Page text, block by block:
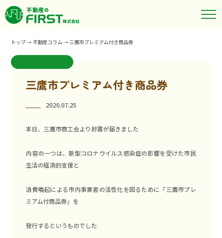
トップ→ 不動産コラム→三鷹市プレミアム付き商品券
三鷹市プレミアム付き商品券
2020.07.25
本日、三鷹市商工会より封書が届きました
内容の一つは、新型コロナウイルス感染症の影響を受けた市民
生活の経済的支援と
消費喚起による市内事業者の活性化を図るために「三鷹市プレ
ミアム付商品券」を
発行するというものでした